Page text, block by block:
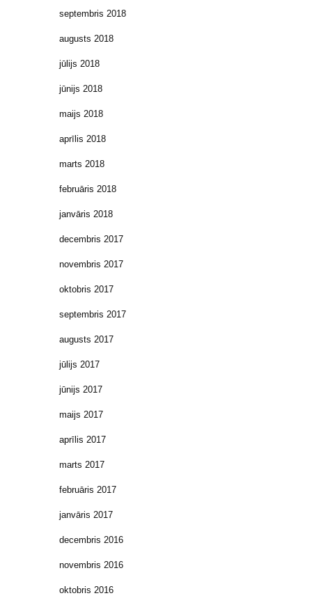
septembris 2018
augusts 2018
jūlijs 2018
jūnijs 2018
maijs 2018
aprīlis 2018
marts 2018
februāris 2018
janvāris 2018
decembris 2017
novembris 2017
oktobris 2017
septembris 2017
augusts 2017
jūlijs 2017
jūnijs 2017
maijs 2017
aprīlis 2017
marts 2017
februāris 2017
janvāris 2017
decembris 2016
novembris 2016
oktobris 2016